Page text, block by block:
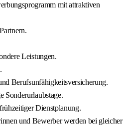
mit attraktiven
Leistungen.
Berufsunfähigkeitsversicherung.
Sonderurlaubstage.
Dienstplanung.
und Bewerber werden bei gleicher